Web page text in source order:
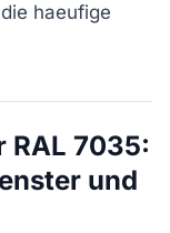
haeufige
7035:
und